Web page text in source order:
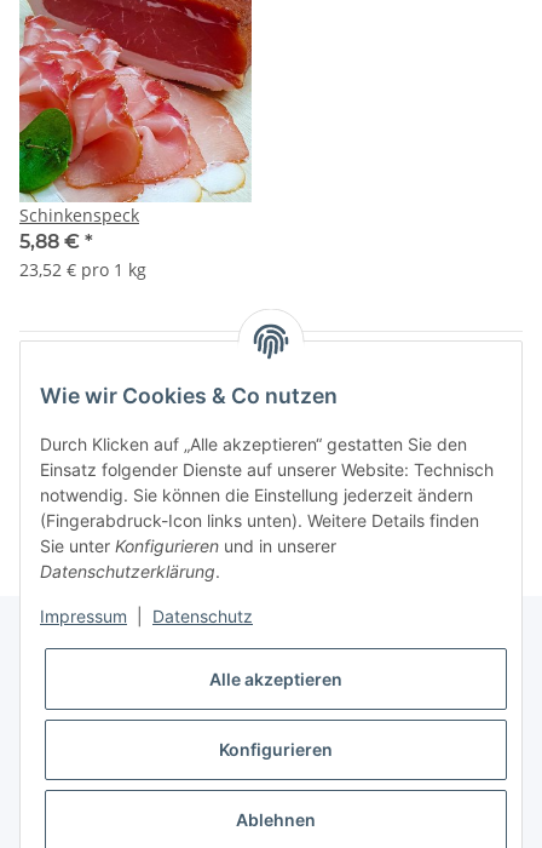
Schinkenspeck
5,88 € *
23,52 € pro 1 kg
Artikel 1 - 15 von 15
Kategorien
Gesetzliche Informationen
* Alle Preise inkl. gesetzlicher USt., zzgl.Versand
Wie wir Cookies & Co nutzen
Durch Klicken auf „Alle akzeptieren“ gestatten Sie den
Einsatz folgender Dienste auf unserer Website: Technisch
notwendig. Sie können die Einstellung jederzeit ändern
(Fingerabdruck-Icon links unten). Weitere Details finden
Sie unter Konfigurieren und in unserer
Datenschutzerklärung.
Impressum Datenschutz
Alle akzeptieren
Konfigurieren
Ablehnen